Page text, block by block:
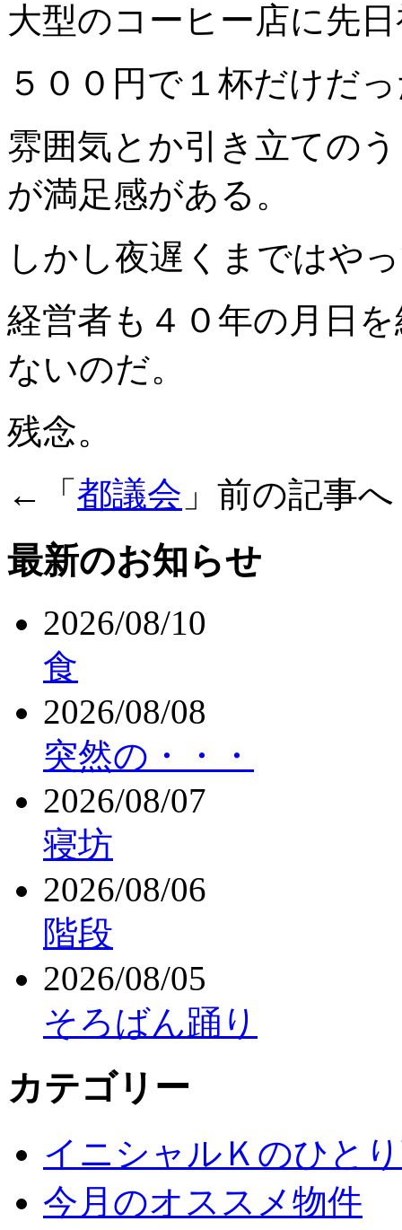
大型のコーヒー店に先
５００円で１杯だけだ
雰囲気とか引き立ての
が満足感がある。
しかし夜遅くまではや
経営者も４０年の月日
ないのだ。
残念。
←「 都議会 」前の記
最新のお知らせ
2026/08/10
食
2026/08/08
突然の・・・
2026/08/07
寝坊
2026/08/06
階段
2026/08/05
そろばん踊り
カテゴリー
イニシャルＫのひと
今月のオススメ物件